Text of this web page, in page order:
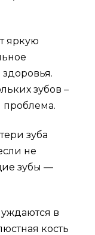
яркую
зубов –
проблема.
зуба
не
зубы —
в
кость